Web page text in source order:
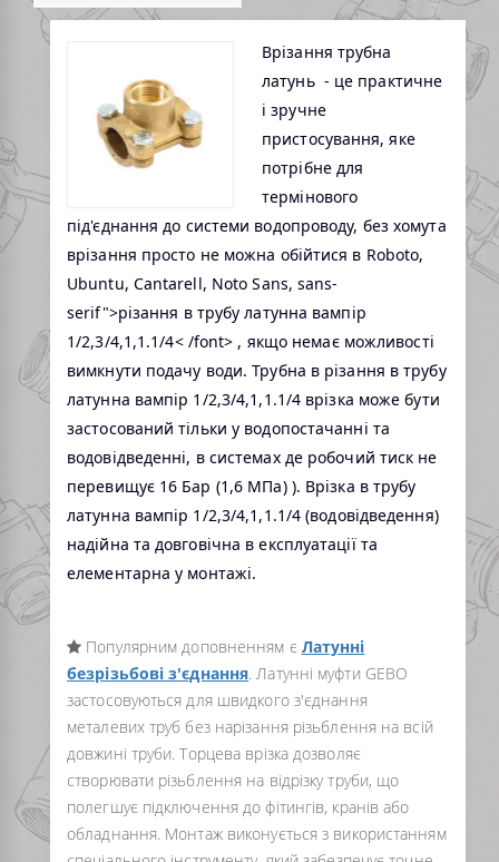
Врізання трубна
латунь - це практичне
і зручне
пристосування, яке
потрібне для
термінового
під'єднання до системи водопроводу, без хомута
врізання просто не можна обійтися в Roboto,
Ubuntu, Cantarell, Noto Sans, sans-
serif">різання в трубу латунна вампір
1/2,3/4,1,1.1/4< /font> , якщо немає можливості
вимкнути подачу води. Трубна в різання в трубу
латунна вампір 1/2,3/4,1,1.1/4 врізка може бути
застосований тільки у водопостачанні та
водовідведенні, в системах де робочий тиск не
перевищує 16 Бар (1,6 МПа) ). Врізка в трубу
латунна вампір 1/2,3/4,1,1.1/4 (водовідведення)
надійна та довговічна в експлуатації та
елементарна у монтажі.
Популярним доповненням є Латунні
безрізьбові з'єднання. Латунні муфти GEBO
застосовуються для швидкого з'єднання
металевих труб без нарізання різьблення на всій
довжині труби. Торцева врізка дозволяє
створювати різьблення на відрізку труби, що
полегшує підключення до фітингів, кранів або
обладнання. Монтаж виконується з використанням